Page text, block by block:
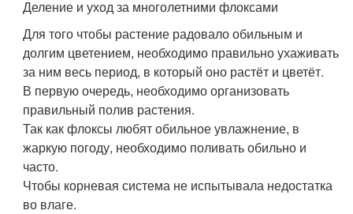
Деление и уход за многолетними флоксами
Для того чтобы растение радовало обильным и
долгим цветением, необходимо правильно ухаживать
за ним весь период, в который оно растёт и цветёт.
В первую очередь, необходимо организовать
правильный полив растения.
Так как флоксы любят обильное увлажнение, в
жаркую погоду, необходимо поливать обильно и
часто.
Чтобы корневая система не испытывала недостатка
во влаге.